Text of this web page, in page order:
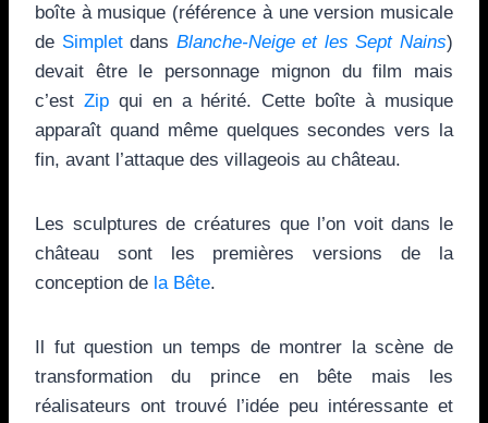
boîte à musique (référence à une version musicale
de Simpletdans Blanche-Neige et les Sept Nains)
devait être le personnage mignon du film mais
c’est Zipqui en a hérité. Cette boîte à musique
apparaît quand même quelques secondes vers la
fin, avant l’attaque des villageois au château.
Les sculptures de créatures que l’on voit dans le
château sont les premières versions de la
conception de la Bête.
Il fut question un temps de montrer la scène de
transformation du prince en bête mais les
réalisateurs ont trouvé l’idée peu intéressante et